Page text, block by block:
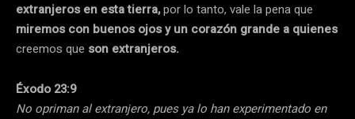
extranjeros en esta tierra,por lo tanto, vale la pena que
miremos con buenos ojos y un corazón grande a quienes
creemos que son extranjeros.
Éxodo 23:9
No opriman al extranjero, pues ya lo han experimentado en